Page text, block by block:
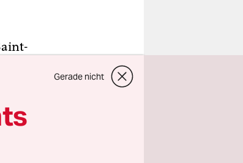
Gerade nicht